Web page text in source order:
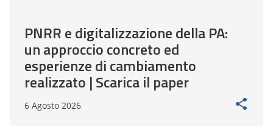
PNRR e digitalizzazione della PA:
un approccio concreto ed
esperienze di cambiamento
realizzato | Scarica il paper
6 Agosto 2026